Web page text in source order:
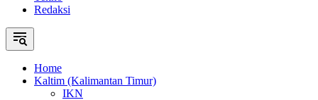
Redaksi
Home
Kaltim (Kalimantan Timur)
IKN